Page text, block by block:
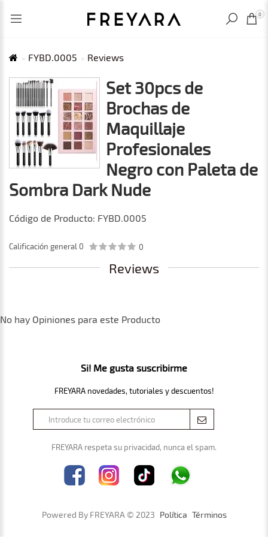
MXN
VISTO RECIENTEMENTE 0
FYBD.0005 Reviews
Set 30pcs de
Brochas de
Maquillaje
Profesionales
Negro con Paleta de
Sombra Dark Nude
Código de Producto: FYBD.0005
Calificación general 0 0
Reviews
No hay Opiniones para este Producto
Si! Me gusta suscribirme
FREYARA novedades, tutoriales y descuentos!
FREYARA respeta su privacidad, nunca el spam.
Powered By FREYARA © 2023 Política Términos